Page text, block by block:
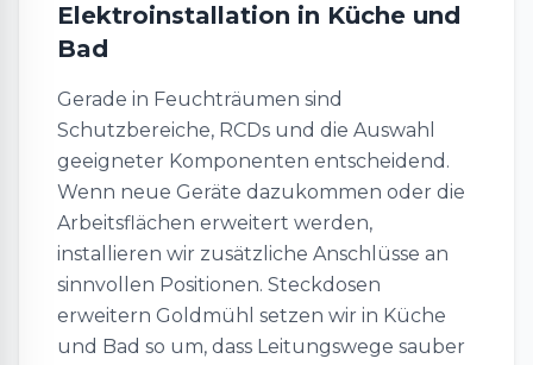
Elektroinstallation in Küche und
Bad
Gerade in Feuchträumen sind
Schutzbereiche, RCDs und die Auswahl
geeigneter Komponenten entscheidend.
Wenn neue Geräte dazukommen oder die
Arbeitsflächen erweitert werden,
installieren wir zusätzliche Anschlüsse an
sinnvollen Positionen. Steckdosen
erweitern Goldmühl setzen wir in Küche
und Bad so um, dass Leitungswege sauber